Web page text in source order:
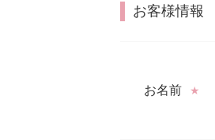
お客様情報
お名前 ★